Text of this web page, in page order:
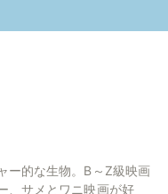
ー的な生物。B～Z級映画
、サメとワニ映画が好